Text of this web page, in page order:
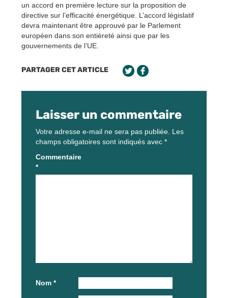
un accord en première lecture sur la proposition de
directive sur l’efficacité énergétique. L’accord législatif
devra maintenant être approuvé par le Parlement
européen dans son entièreté ainsi que par les
gouvernements de l’UE.
PARTAGER CET ARTICLE
Laisser un commentaire
Votre adresse e-mail ne sera pas publiée. Les
champs obligatoires sont indiqués avec *
Commentaire
*
Nom *